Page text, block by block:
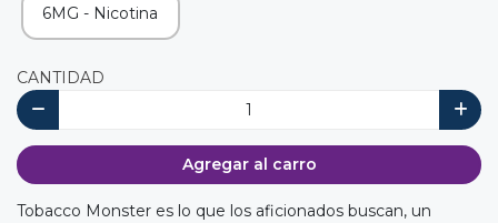
6MG - Nicotina
CANTIDAD
Agregar al carro
Tobacco Monster es lo que los aficionados buscan, un